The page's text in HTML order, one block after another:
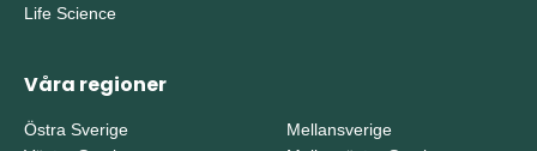
Life Science
Våra regioner
Östra Sverige
Mellansverige